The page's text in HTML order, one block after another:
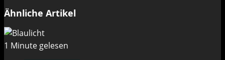
Ähnliche Artikel
1 Minute gelesen